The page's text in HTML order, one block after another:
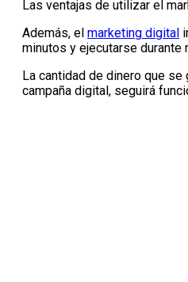
Las ventajas de utilizar el
Además, el marketing digital
minutos y ejecutarse
La cantidad de dinero que se
campaña digital, seguirá